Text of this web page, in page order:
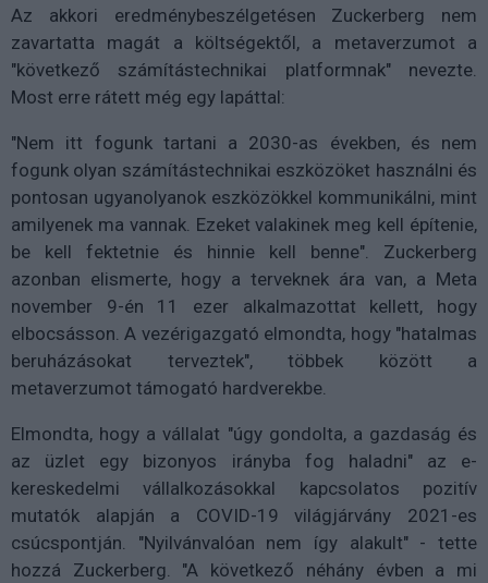
Az akkori eredménybeszélgetésen Zuckerberg nem
zavartatta magát a költségektől, a metaverzumot a
"következő számítástechnikai platformnak" nevezte.
Most erre rátett még egy lapáttal:
"Nem itt fogunk tartani a 2030-as években, és nem
fogunk olyan számítástechnikai eszközöket használni és
pontosan ugyanolyanok eszközökkel kommunikálni, mint
amilyenek ma vannak. Ezeket valakinek meg kell építenie,
be kell fektetnie és hinnie kell benne". Zuckerberg
azonban elismerte, hogy a terveknek ára van, a Meta
november 9-én 11 ezer alkalmazottat kellett, hogy
elbocsásson. A vezérigazgató elmondta, hogy "hatalmas
beruházásokat terveztek", többek között a
metaverzumot támogató hardverekbe.
Elmondta, hogy a vállalat "úgy gondolta, a gazdaság és
az üzlet egy bizonyos irányba fog haladni" az e-
kereskedelmi vállalkozásokkal kapcsolatos pozitív
mutatók alapján a COVID-19 világjárvány 2021-es
csúcspontján. "Nyilvánvalóan nem így alakult" - tette
hozzá Zuckerberg. "A következő néhány évben a mi